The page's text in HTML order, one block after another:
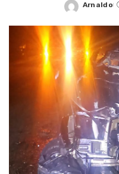
Posted
Arnaldo